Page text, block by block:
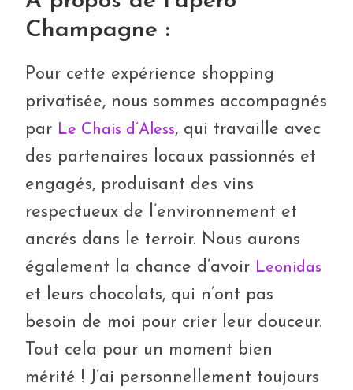
Champagne :
Pour cette expérience shopping
privatisée, nous sommes accompagnés
par Le Chais d’Aless, qui travaille avec
des partenaires locaux passionnés et
engagés, produisant des vins
respectueux de l’environnement et
ancrés dans le terroir. Nous aurons
également la chance d’avoir Leonidas
et leurs chocolats, qui n’ont pas
besoin de moi pour crier leur douceur.
Tout cela pour un moment bien
mérité ! J’ai personnellement toujours